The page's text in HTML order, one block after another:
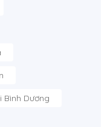
Bình Dương